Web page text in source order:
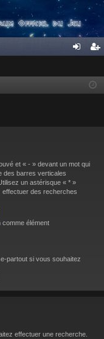
cri
et « - » devant un mot qui
des barres verticales
un astérisque « * »
des recherches
comme élément
partout si vous souhaitez
effectuer une recherche.